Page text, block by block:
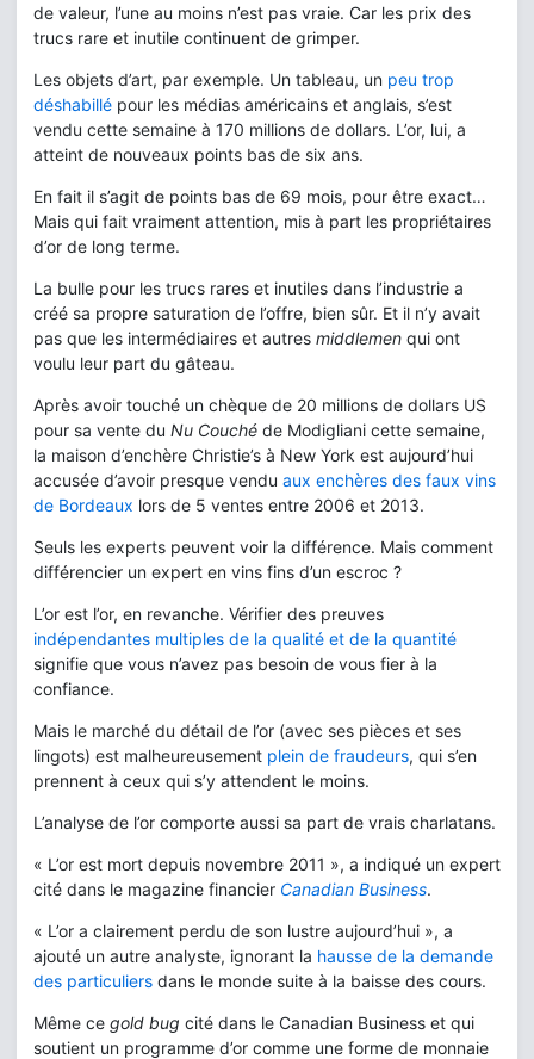
de valeur, l’une au moins n’est pas vraie. Car les prix des
trucs rare et inutile continuent de grimper.
Les objets d’art, par exemple. Un tableau, un peu trop
déshabillé pour les médias américains et anglais, s’est
vendu cette semaine à 170 millions de dollars. L’or, lui, a
atteint de nouveaux points bas de six ans.
En fait il s’agit de points bas de 69 mois, pour être exact…
Mais qui fait vraiment attention, mis à part les propriétaires
d’or de long terme.
La bulle pour les trucs rares et inutiles dans l’industrie a
créé sa propre saturation de l’offre, bien sûr. Et il n’y avait
pas que les intermédiaires et autres middlemen qui ont
voulu leur part du gâteau.
Après avoir touché un chèque de 20 millions de dollars US
pour sa vente du Nu Couché de Modigliani cette semaine,
la maison d’enchère Christie’s à New York est aujourd’hui
accusée d’avoir presque vendu aux enchères des faux vins
de Bordeaux lors de 5 ventes entre 2006 et 2013.
Seuls les experts peuvent voir la différence. Mais comment
différencier un expert en vins fins d’un escroc ?
L’or est l’or, en revanche. Vérifier des preuves
indépendantes multiples de la qualité et de la quantité
signifie que vous n’avez pas besoin de vous fier à la
confiance.
Mais le marché du détail de l’or (avec ses pièces et ses
lingots) est malheureusement plein de fraudeurs, qui s’en
prennent à ceux qui s’y attendent le moins.
L’analyse de l’or comporte aussi sa part de vrais charlatans.
« L’or est mort depuis novembre 2011 », a indiqué un expert
cité dans le magazine financier Canadian Business.
« L’or a clairement perdu de son lustre aujourd’hui », a
ajouté un autre analyste, ignorant la hausse de la demande
des particuliers dans le monde suite à la baisse des cours.
Même ce gold bug cité dans le Canadian Business et qui
soutient un programme d’or comme une forme de monnaie